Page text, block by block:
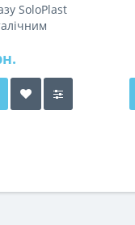
SoloPlast